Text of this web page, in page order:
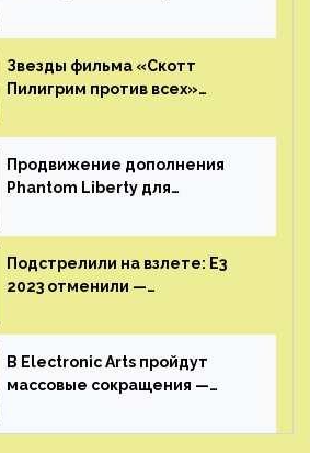
игроков прекратить
консольные войны
Звезды фильма «Скотт
Пилигрим против всех»
аниме от Netflix
Продвижение дополнения
Phantom Liberty для
июне
Подстрелили на взлете: E3
2023 отменили —
выставка не вернется
В Electronic Arts пройдут
массовые сокращения —
реструктуризацию